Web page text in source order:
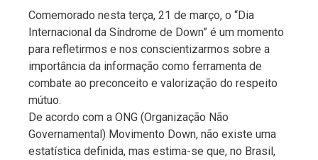
Comemorado nesta terça, 21 de março, o “Dia
Internacional da Síndrome de Down” é um momento
para refletirmos e nos conscientizarmos sobre a
importância da informação como ferramenta de
combate ao preconceito e valorização do respeito
mútuo.
De acordo com a ONG (Organização Não
Governamental) Movimento Down, não existe uma
estatística definida, mas estima-se que, no Brasil,